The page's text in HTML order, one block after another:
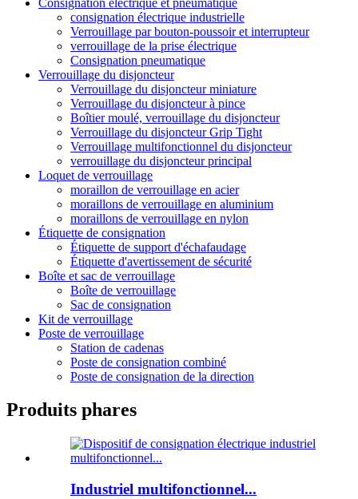
consignation électrique industrielle
Verrouillage par bouton-poussoir et interrupteur
verrouillage de la prise électrique
Consignation pneumatique
Verrouillage du disjoncteur
Verrouillage du disjoncteur miniature
Verrouillage du disjoncteur à pince
Boîtier moulé, verrouillage du disjoncteur
Verrouillage du disjoncteur Grip Tight
Verrouillage multifonctionnel du disjoncteur
verrouillage du disjoncteur principal
Loquet de verrouillage
moraillon de verrouillage en acier
moraillons de verrouillage en aluminium
moraillons de verrouillage en nylon
Étiquette de consignation
Étiquette de support d'échafaudage
Étiquette d'avertissement de sécurité
Boîte et sac de verrouillage
Boîte de verrouillage
Sac de consignation
Kit de verrouillage
Poste de verrouillage
Station de cadenas
Poste de consignation combiné
Poste de consignation de la direction
Produits phares
Industriel multifonctionnel...